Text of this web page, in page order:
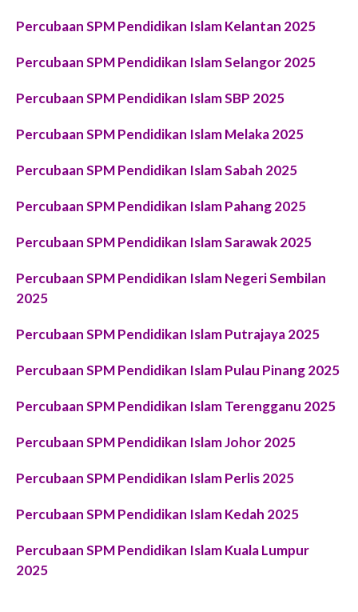
Percubaan SPM Pendidikan Islam Kelantan 2025
Percubaan SPM Pendidikan Islam Selangor 2025
Percubaan SPM Pendidikan Islam SBP 2025
Percubaan SPM Pendidikan Islam Melaka 2025
Percubaan SPM Pendidikan Islam Sabah 2025
Percubaan SPM Pendidikan Islam Pahang 2025
Percubaan SPM Pendidikan Islam Sarawak 2025
Percubaan SPM Pendidikan Islam Negeri Sembilan
2025
Percubaan SPM Pendidikan Islam Putrajaya 2025
Percubaan SPM Pendidikan Islam Pulau Pinang 2025
Percubaan SPM Pendidikan Islam Terengganu 2025
Percubaan SPM Pendidikan Islam Johor 2025
Percubaan SPM Pendidikan Islam Perlis 2025
Percubaan SPM Pendidikan Islam Kedah 2025
Percubaan SPM Pendidikan Islam Kuala Lumpur
2025